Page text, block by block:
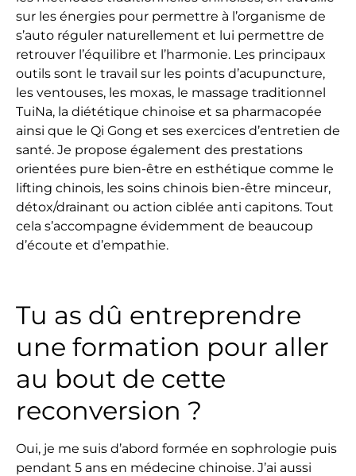
sur les énergies pour permettre à l’organisme de
s’auto réguler naturellement et lui permettre de
retrouver l’équilibre et l’harmonie. Les principaux
outils sont le travail sur les points d’acupuncture,
les ventouses, les moxas, le massage traditionnel
TuiNa, la diététique chinoise et sa pharmacopée
ainsi que le Qi Gong et ses exercices d’entretien de
santé. Je propose également des prestations
orientées pure bien-être en esthétique comme le
lifting chinois, les soins chinois bien-être minceur,
détox/drainant ou action ciblée anti capitons. Tout
cela s’accompagne évidemment de beaucoup
d’écoute et d’empathie.
Tu as dû entreprendre
une formation pour aller
au bout de cette
reconversion ?
Oui, je me suis d’abord formée en sophrologie puis
pendant 5 ans en médecine chinoise. J’ai aussi